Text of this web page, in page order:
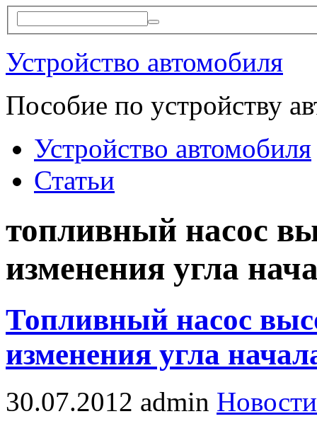
Устройство автомобиля
Пособие по устройству
Устройство автомобиля
Статьи
топливный насос
изменения угла
Топливный насос
изменения угла
30.07.2012 admin Новости